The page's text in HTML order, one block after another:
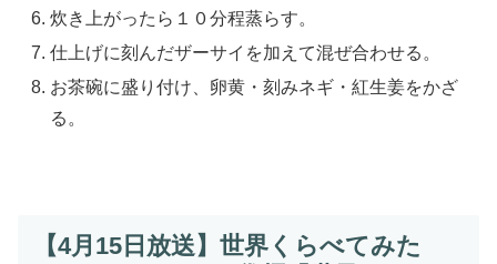
炊き上がったら１０分程蒸らす。
仕上げに刻んだザーサイを加えて混ぜ合わせる。
お茶碗に盛り付け、卵黄・刻みネギ・紅生姜をかざ
る。
【4月15日放送】世界くらべてみた